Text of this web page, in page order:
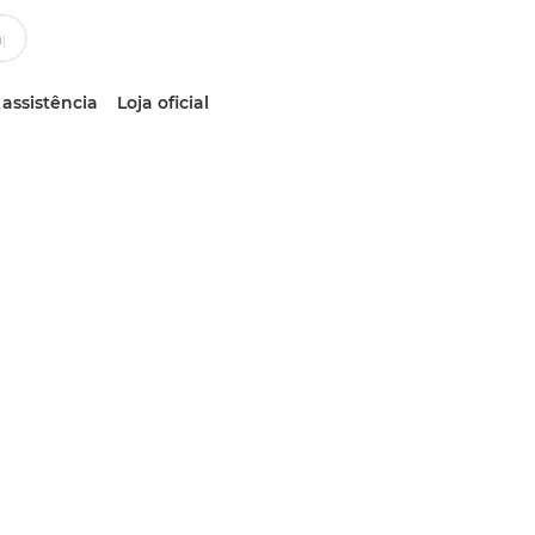
Loja oficial